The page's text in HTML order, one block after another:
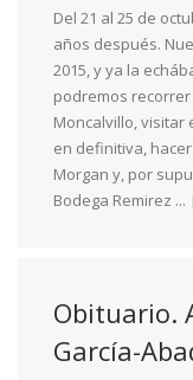
Del 21 al 25 de
años después.
2015, y ya la
podremos recorrer
Moncalvillo, visitar
en definitiva,
Morgan y, por
Bodega Remirez ...
Obituario.
García-